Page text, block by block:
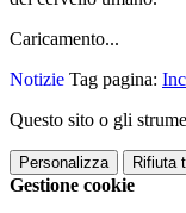
Caricamento...
Notizie Tag pagina:
Questo sito o gli
Personalizza Rifiuta
Gestione cookie